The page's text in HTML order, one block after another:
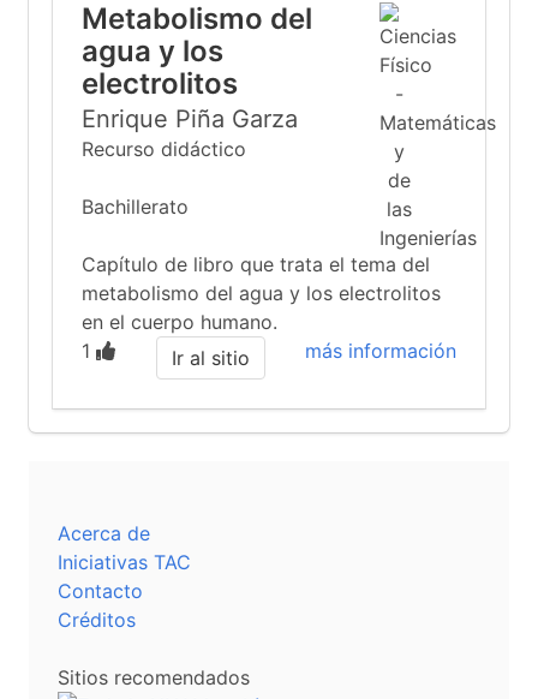
Metabolismo del
agua y los
electrolitos
Enrique Piña Garza
Recurso didáctico
Bachillerato
Capítulo de libro que trata el tema del
metabolismo del agua y los electrolitos
en el cuerpo humano.
1
más información
Ir al sitio
Acerca de
Iniciativas TAC
Contacto
Créditos
Sitios recomendados